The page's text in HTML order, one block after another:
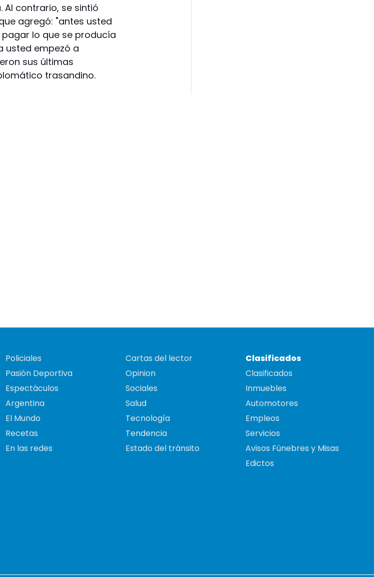
Al contrario, se sintió
agregó: "antes usted
lo que se producía
usted empezó a
sus últimas
trasandino.
Policiales
Pasión Deportiva
Espectáculos
Argentina
El Mundo
Recetas
En las redes
Cartas del lector
Opinion
Sociales
Salud
Tecnología
Tendencia
Estado del tránsito
Clasificados
Clasificados
Inmuebles
Automotores
Empleos
Servicios
Avisos Fúnebres y Misas
Edictos